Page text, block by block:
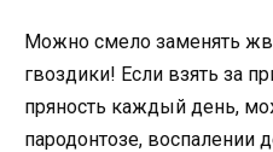
Можно смело заменять
гвоздики! Если взять за
пряность каждый день,
пародонтозе, воспалении